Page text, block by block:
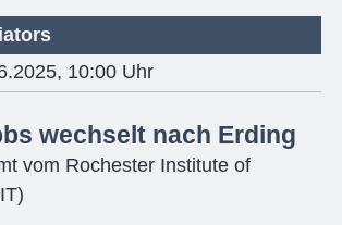
10:00 Uhr
wechselt nach Erding
vom Rochester Institute of